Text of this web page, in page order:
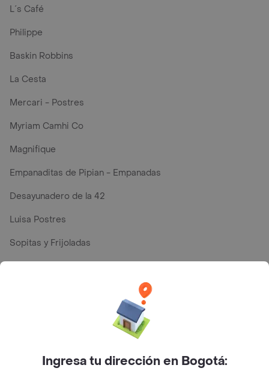
L´s Café
Philippe
Baskin Robbins
La Cesta
Mercari - Postres
Myriam Camhi Co
Magnifique
Empanaditas de Pipian - Empanadas
Desayunadero de la 42
Luisa Postres
Sopitas y Frijoladas
En los mas de 174 opiniones de clientes de Rappi fueron
realizadas pidiendo a domicilio de Presto - Turbo en
un máximo de 5.Ingresa tu dirección en Bogotá: